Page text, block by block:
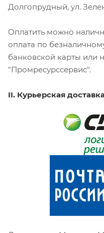
Долгопрудный, ул.
Оплатить можно
оплата по
банковской карты или
"Промресурссервис".
II. Курьерская